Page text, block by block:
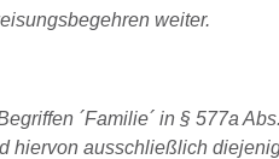
weiter.
´Familie´ in § 577a
hiervon ausschließlich